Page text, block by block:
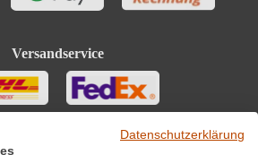
Versandservice
Datenschutzerklärung